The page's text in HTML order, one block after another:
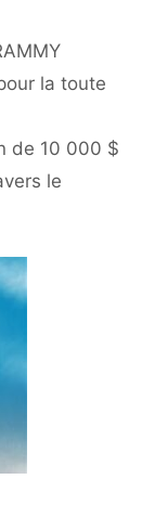
la toute
de 10 000 $
le